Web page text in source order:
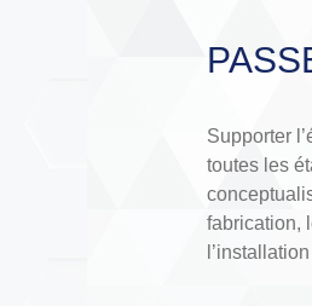
Supporter
toutes les
fabrication,